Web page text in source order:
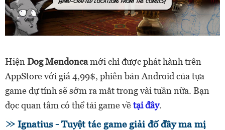
Hiện Dog Mendoncamới chỉ được phát hành trên
AppStore với giá 4,99$, phiên bản Android của tựa
game dự tính sẽ sớm ra mắt trong vài tuần nữa. Bạn
đọc quan tâm có thể tải game vềtại đây.
Ignatius - Tuyệt tác game giải đố đầy ma mị